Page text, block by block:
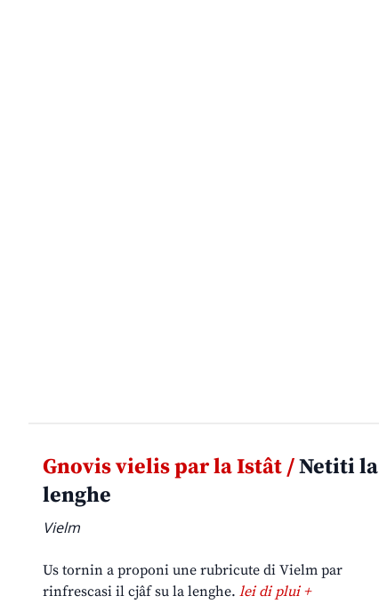
Gnovis vielis par la Istât /Netiti la
lenghe
Vielm
Us tornin a proponi une rubricute di Vielm par
rinfrescasi il cjâf su la lenghe. lei di plui +